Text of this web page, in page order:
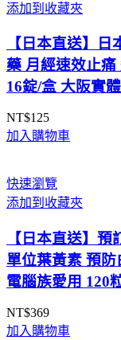
添加到收藏夾
【日本直送】
藥 月經速效止
16錠/盒 大阪實
NT$125
加入購物車
快速瀏覽
添加到收藏夾
【日本直送】
單位葉黃素 預
電腦族愛用 120
NT$369
加入購物車